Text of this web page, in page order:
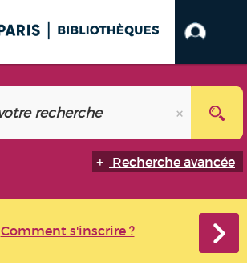
Recherche avancée
Comment s'inscrire ?